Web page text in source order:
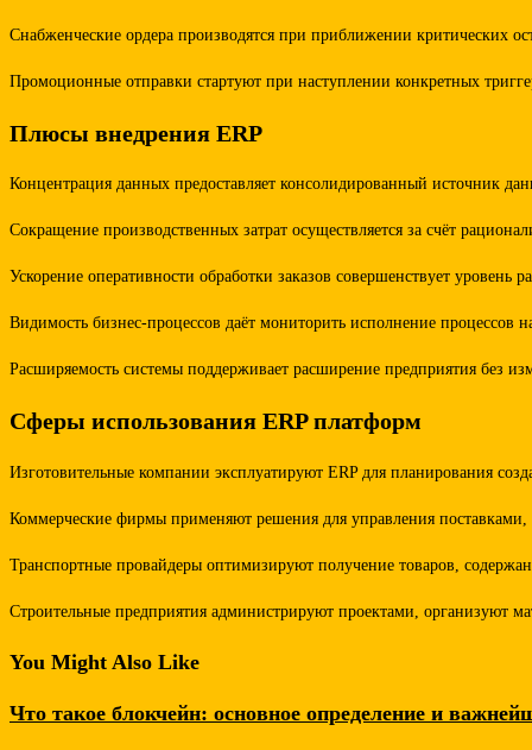
Снабженческие ордера производятся при приближении критических
Промоционные отправки стартуют при наступлении конкретных
Плюсы внедрения ERP
Концентрация данных предоставляет консолидированный источник
Сокращение производственных затрат осуществляется за счёт
Ускорение оперативности обработки заказов совершенствует
Видимость бизнес-процессов даёт мониторить исполнение
Расширяемость системы поддерживает расширение предприятия без
Сферы использования ERP платформ
Изготовительные компании эксплуатируют ERP для планирования
Коммерческие фирмы применяют решения для управления
Транспортные провайдеры оптимизируют получение товаров,
Строительные предприятия администрируют проектами, организуют
You Might Also Like
Что такое блокчейн: основное определение и